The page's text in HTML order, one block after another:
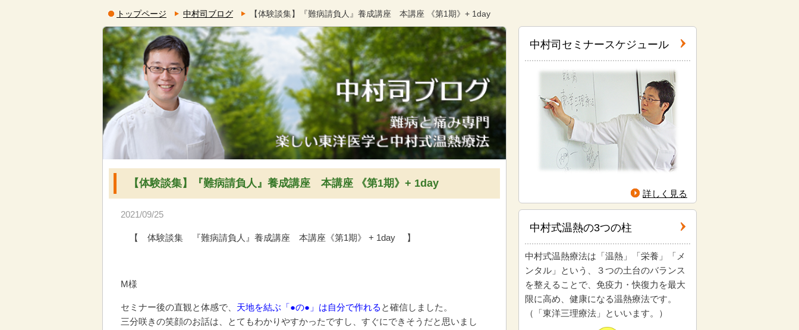
トップページ 中村司ブログ 【体験談集】『難病請負人』養成講座 本講座 《第1期》+ 1day
【体験談集】『難病請負人』養成講座 本講座 《第1期》+ 1day
2021/09/25
【 体験談集 『難病請負人』養成講座 本講座《第1期》 + 1day 】
М様
セミナー後の直観と体感で、 天地を結ぶ「●の●」は自分で作れる と確信しました。
三分咲きの笑顔のお話は、とてもわかりやすかったですし、すぐにできそうだと思いまし
中村司セミナースケジュール
詳しく見る
中村式温熱の3つの柱
中村式温熱療法は「温熱」「栄養」「メ
ンタル」という、３つの土台のバランス
を整えることで、免疫力・快復力を最大
限に高め、健康になる温熱療法です。
（「東洋三理療法」といいます。）